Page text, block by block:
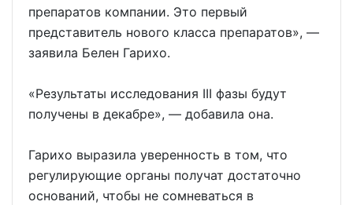
препаратов компании. Это первый
представитель нового класса препаратов», ―
заявила Белен Гарихо.
«Результаты исследования III фазы будут
получены в декабре», ― добавила она.
Гарихо выразила уверенность в том, что
регулирующие органы получат достаточно
оснований, чтобы не сомневаться в